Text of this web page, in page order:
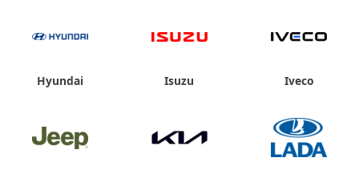
Hyundai Isuzu Iveco